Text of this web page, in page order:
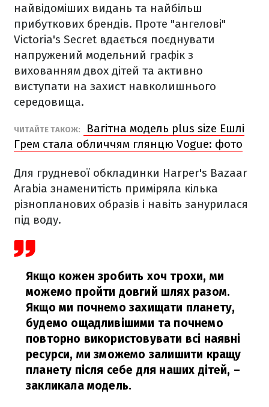
найвідоміших видань та найбільш
прибуткових брендів. Проте "ангелові"
Victoria's Secret вдається поєднувати
напружений модельний графік з
вихованням двох дітей та активно
виступати на захист навколишнього
середовища.
ЧИТАЙТЕ ТАКОЖ:
Вагітна модель plus size Ешлі
Грем стала обличчям глянцю Vogue: фото
Для грудневої обкладинки Harper's Bazaar
Arabia знаменитість приміряла кілька
різнопланових образів і навіть занурилася
під воду.
Якщо кожен зробить хоч трохи, ми
можемо пройти довгий шлях разом.
Якщо ми почнемо захищати планету,
будемо ощадливішими та почнемо
повторно використовувати всі наявні
ресурси, ми зможемо залишити кращу
планету після себе для наших дітей, –
закликала модель.